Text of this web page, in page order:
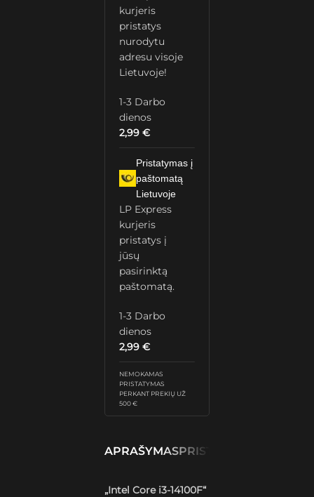
kurjeris
pristatys
nurodytu
adresu visoje
Lietuvoje!
1-3 Darbo
dienos
2,99€
Pristatymas į
paštomatą
Lietuvoje
LP Express
kurjeris
pristatys į
jūsų
pasirinktą
paštomatą.
1-3 Darbo
dienos
2,99€
NEMOKAMAS
PRISTATYMAS
PERKANT PREKIŲ UŽ
500 €
APRAŠYMASPRISTATYMAS IR
„Intel Core i3-14100F“